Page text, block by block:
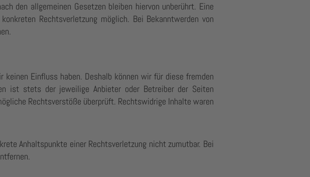
den allgemeinen Gesetzen bleiben hiervon unberührt. Eine
Rechtsverletzung möglich. Bei Bekanntwerden von
Einfluss haben. Deshalb können wir für diese fremden
ist stets der jeweilige Anbieter oder Betreiber der Seiten
Rechtsverstöße überprüft. Rechtswidrige Inhalte waren
Anhaltspunkte einer Rechtsverletzung nicht zumutbar. Bei